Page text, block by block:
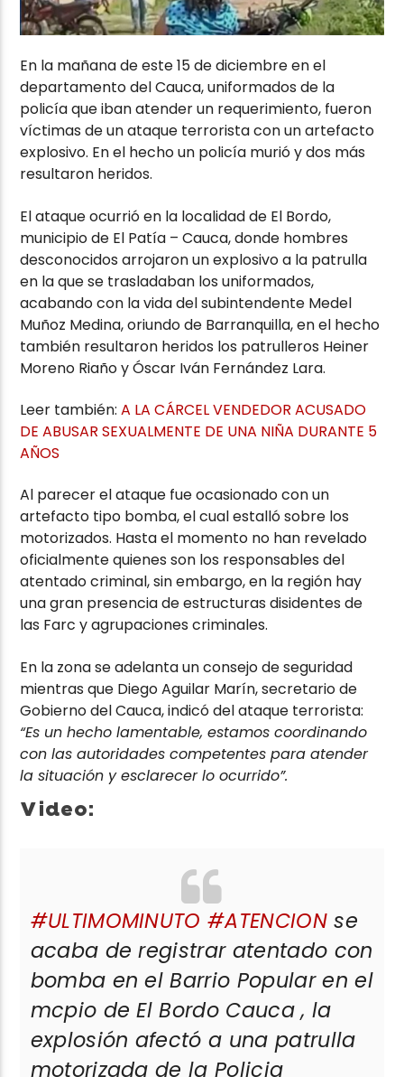
En la mañana de este 15 de diciembre en el
departamento del Cauca, uniformados de la
policía que iban atender un requerimiento, fueron
víctimas de un ataque terrorista con un artefacto
explosivo. En el hecho un policía murió y dos más
resultaron heridos.
El ataque ocurrió en la localidad de El Bordo,
municipio de El Patía – Cauca, donde hombres
desconocidos arrojaron un explosivo a la patrulla
en la que se trasladaban los uniformados,
acabando con la vida del subintendente Medel
Muñoz Medina, oriundo de Barranquilla, en el hecho
también resultaron heridos los patrulleros Heiner
Moreno Riaño y Óscar Iván Fernández Lara.
Leer también:A LA CÁRCEL VENDEDOR ACUSADO
DE ABUSAR SEXUALMENTE DE UNA NIÑA DURANTE 5
AÑOS
Al parecer el ataque fue ocasionado con un
artefacto tipo bomba, el cual estalló sobre los
motorizados. Hasta el momento no han revelado
oficialmente quienes son los responsables del
atentado criminal, sin embargo, en la región hay
una gran presencia de estructuras disidentes de
las Farc y agrupaciones criminales.
En la zona se adelanta un consejo de seguridad
mientras que Diego Aguilar Marín, secretario de
Gobierno del Cauca, indicó del ataque terrorista:
“Es un hecho lamentable, estamos coordinando
con las autoridades competentes para atender
la situación y esclarecer lo ocurrido”.
Video:
#ULTIMOMINUTO #ATENCIONse
acaba de registrar atentado con
bomba en el Barrio Popular en el
mcpio de El Bordo Cauca , la
explosión afectó a una patrulla
motorizada de la Policia